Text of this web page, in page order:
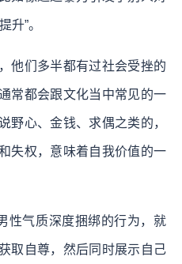
升”。
他们多半都有过社会受挫的
常都会跟文化当中常见的一
野心、金钱、求偶之类的，
失权，意味着自我价值的一
性气质深度捆绑的行为，就
取自尊，然后同时展示自己